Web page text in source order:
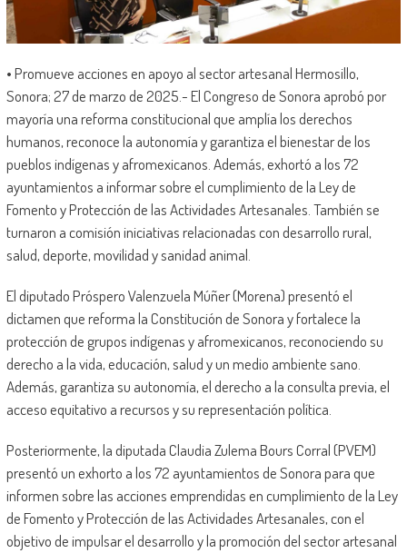
• Promueve acciones en apoyo al sector artesanal Hermosillo,
Sonora; 27 de marzo de 2025.- El Congreso de Sonora aprobó por
mayoría una reforma constitucional que amplía los derechos
humanos, reconoce la autonomía y garantiza el bienestar de los
pueblos indígenas y afromexicanos. Además, exhortó a los 72
ayuntamientos a informar sobre el cumplimiento de la Ley de
Fomento y Protección de las Actividades Artesanales. También se
turnaron a comisión iniciativas relacionadas con desarrollo rural,
salud, deporte, movilidad y sanidad animal.
El diputado Próspero Valenzuela Múñer (Morena) presentó el
dictamen que reforma la Constitución de Sonora y fortalece la
protección de grupos indígenas y afromexicanos, reconociendo su
derecho a la vida, educación, salud y un medio ambiente sano.
Además, garantiza su autonomía, el derecho a la consulta previa, el
acceso equitativo a recursos y su representación política.
Posteriormente, la diputada Claudia Zulema Bours Corral (PVEM)
presentó un exhorto a los 72 ayuntamientos de Sonora para que
informen sobre las acciones emprendidas en cumplimiento de la Ley
de Fomento y Protección de las Actividades Artesanales, con el
objetivo de impulsar el desarrollo y la promoción del sector artesanal